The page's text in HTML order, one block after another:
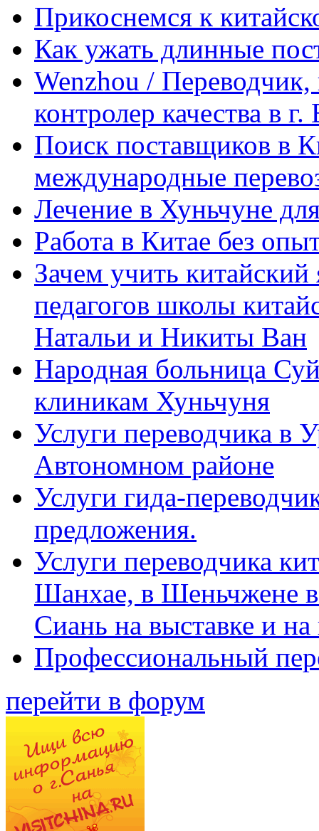
Прикоснемся к
Как ужать длинные
Wenzhou / Переводчик,
контролер качества в
Поиск поставщиков в
международные
Лечение в Хуньчуне
Работа в Китае без
Зачем учить
педагогов школы
Натальи и Никиты Ван
Народная больница
клиникам Хуньчуня
Услуги переводчика в
Автономном районе
Услуги гида-
предложения.
Услуги переводчика
Шанхае, в Шеньчжене
Сиань на выставке и
Профессиональный
перейти в форум